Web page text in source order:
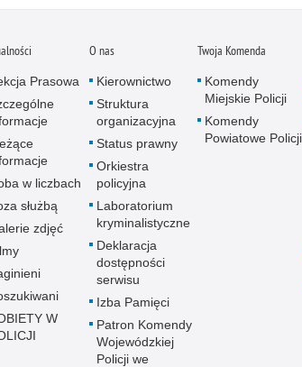
Prasowa
w liczbach
służbą
zdjęć
W
O nas
Kierownictwo
Struktura
organizacyjna
Status prawny
Orkiestra
policyjna
Laboratorium
kryminalistyczne
Deklaracja
dostępności
serwisu
Izba Pamięci
Patron Komendy
Wojewódzkiej
Policji we
Twoja Komenda
Komendy
Miejskie Policji
Komendy
Powiatowe Policji